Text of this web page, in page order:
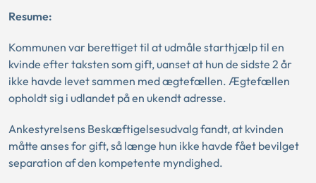
Resume:
Kommunen var berettiget til at udmåle starthjælp til en
kvinde efter taksten som gift, uanset at hun de sidste 2 år
ikke havde levet sammen med ægtefællen. Ægtefællen
opholdt sig i udlandet på en ukendt adresse.
Ankestyrelsens Beskæftigelsesudvalg fandt, at kvinden
måtte anses for gift, så længe hun ikke havde fået bevilget
separation af den kompetente myndighed.